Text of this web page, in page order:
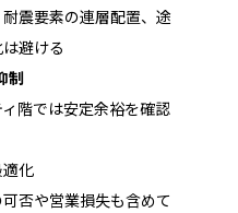
震要素の連層配置、途
避ける
制
階では安定余裕を確認
化
否や営業損失も含めて